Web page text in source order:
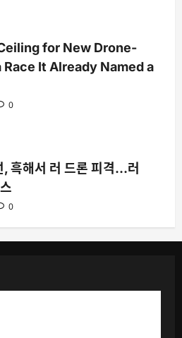
for New Drone-
It Already Named a
0
, 흑해서 러 드론 피격…러
0